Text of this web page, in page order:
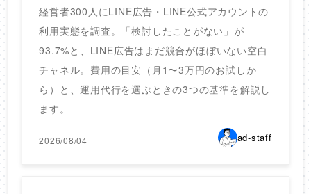
経営者300人にLINE広告・LINE公式アカウントの
利用実態を調査。「検討したことがない」が
93.7%と、LINE広告はまだ競合がほぼいない空白
チャネル。費用の目安（月1〜3万円のお試しか
ら）と、運用代行を選ぶときの3つの基準を解説し
ます。
2026/08/04 ad-staff